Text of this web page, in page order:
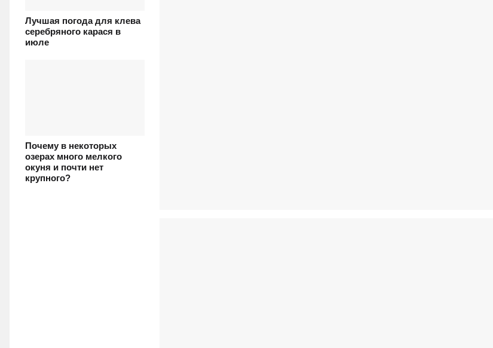
Лучшая погода для клева
серебряного карася в
июле
Почему в некоторых
озерах много мелкого
окуня и почти нет
крупного?